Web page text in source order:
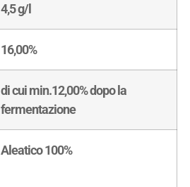
4,5 g/l
16,00%
di cui min.12,00% dopo la
fermentazione
Aleatico 100%